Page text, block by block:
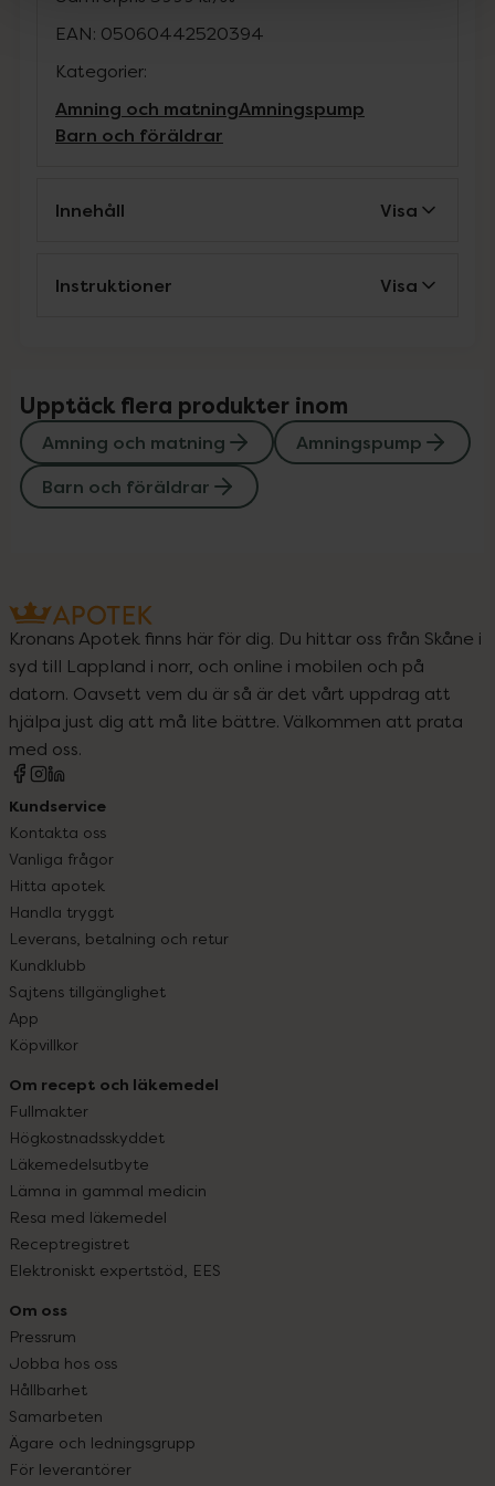
EAN: 05060442520394
Kategorier:
Amning och matningAmningspump
Barn och föräldrar
Innehåll Visa
Instruktioner Visa
Upptäck flera produkter inom
Amning och matning
Amningspump
Barn och föräldrar
Kronans Apotek finns här för dig. Du hittar oss från Skåne i
syd till Lappland i norr, och online i mobilen och på
datorn. Oavsett vem du är så är det vårt uppdrag att
hjälpa just dig att må lite bättre. Välkommen att prata
med oss.
Kundservice
Kontakta oss
Vanliga frågor
Hitta apotek
Handla tryggt
Leverans, betalning och retur
Kundklubb
Sajtens tillgänglighet
App
Köpvillkor
Om recept och läkemedel
Fullmakter
Högkostnadsskyddet
Läkemedelsutbyte
Lämna in gammal medicin
Resa med läkemedel
Receptregistret
Elektroniskt expertstöd, EES
Om oss
Pressrum
Jobba hos oss
Hållbarhet
Samarbeten
Ägare och ledningsgrupp
För leverantörer